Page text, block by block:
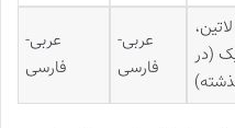
لاتین،
(در
عربی-
فارسی
عربی-
فارسی